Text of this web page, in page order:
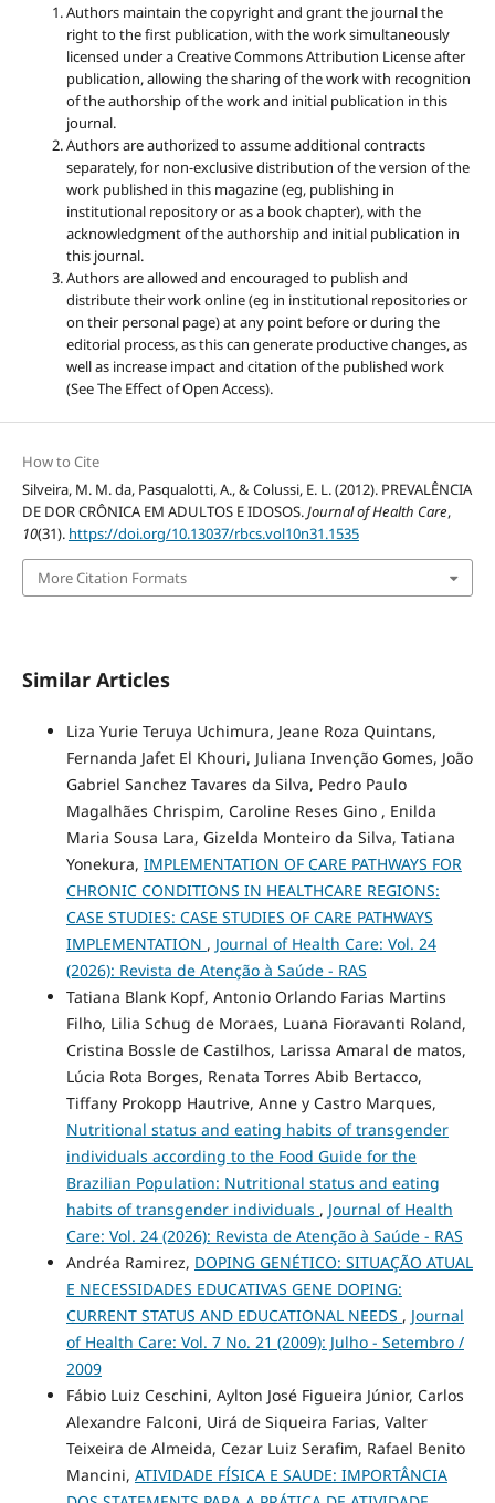
Authors maintain the copyright and grant the journal the
right to the first publication, with the work simultaneously
licensed under a Creative Commons Attribution License after
publication, allowing the sharing of the work with recognition
of the authorship of the work and initial publication in this
journal.
Authors are authorized to assume additional contracts
separately, for non-exclusive distribution of the version of the
work published in this magazine (eg, publishing in
institutional repository or as a book chapter), with the
acknowledgment of the authorship and initial publication in
this journal.
Authors are allowed and encouraged to publish and
distribute their work online (eg in institutional repositories or
on their personal page) at any point before or during the
editorial process, as this can generate productive changes, as
well as increase impact and citation of the published work
(See The Effect of Open Access).
How to Cite
Silveira, M. M. da, Pasqualotti, A., & Colussi, E. L. (2012). PREVALÊNCIA
DE DOR CRÔNICA EM ADULTOS E IDOSOS.Journal of Health Care,
10(31). https://doi.org/10.13037/rbcs.vol10n31.1535
More Citation Formats
Similar Articles
Liza Yurie Teruya Uchimura, Jeane Roza Quintans,
Fernanda Jafet El Khouri, Juliana Invenção Gomes, João
Gabriel Sanchez Tavares da Silva, Pedro Paulo
Magalhães Chrispim, Caroline Reses Gino , Enilda
Maria Sousa Lara, Gizelda Monteiro da Silva, Tatiana
Yonekura, IMPLEMENTATION OF CARE PATHWAYS FOR
CHRONIC CONDITIONS IN HEALTHCARE REGIONS:
CASE STUDIES: CASE STUDIES OF CARE PATHWAYS
IMPLEMENTATION , Journal of Health Care: Vol. 24
(2026): Revista de Atenção à Saúde - RAS
Tatiana Blank Kopf, Antonio Orlando Farias Martins
Filho, Lilia Schug de Moraes, Luana Fioravanti Roland,
Cristina Bossle de Castilhos, Larissa Amaral de matos,
Lúcia Rota Borges, Renata Torres Abib Bertacco,
Tiffany Prokopp Hautrive, Anne y Castro Marques,
Nutritional status and eating habits of transgender
individuals according to the Food Guide for the
Brazilian Population: Nutritional status and eating
habits of transgender individuals , Journal of Health
Care: Vol. 24 (2026): Revista de Atenção à Saúde - RAS
Andréa Ramirez, DOPING GENÉTICO: SITUAÇÃO ATUAL
E NECESSIDADES EDUCATIVAS GENE DOPING:
CURRENT STATUS AND EDUCATIONAL NEEDS , Journal
of Health Care: Vol. 7 No. 21 (2009): Julho - Setembro /
2009
Fábio Luiz Ceschini, Aylton José Figueira Júnior, Carlos
Alexandre Falconi, Uirá de Siqueira Farias, Valter
Teixeira de Almeida, Cezar Luiz Serafim, Rafael Benito
Mancini, ATIVIDADE FÍSICA E SAUDE: IMPORTÂNCIA